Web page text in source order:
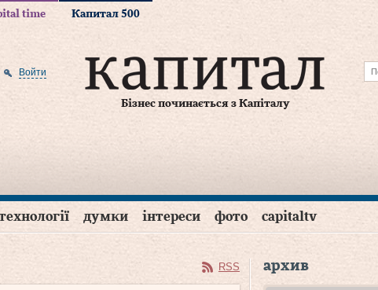
time Капитал 500
Бізнес починається з Капіталу
Войти
думки інтереси фото capitaltv
RSS архив